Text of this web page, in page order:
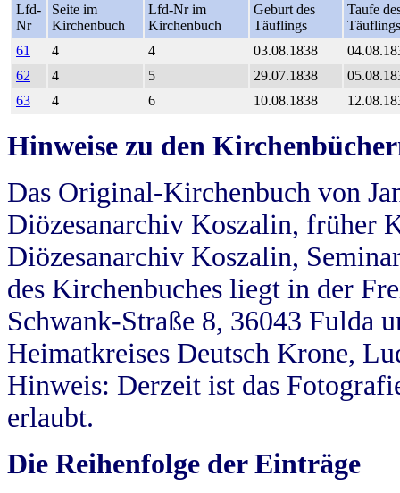
Lfd-
Nr
Seite im
Kirchenbuch
Lfd-Nr im
Kirchenbuch
Geburt des
Täuflings
Taufe
Täuflings
61
4 4 03.08.1838
62
4 5 29.07.1838
63
4 6 10.08.1838
Hinweise zu den
Das Original-Kirchenbuch von
Diözesanarchiv Koszalin, früher
Diözesanarchiv Koszalin,
des Kirchenbuches liegt in der
Schwank-Straße 8, 36043 Fulda
Heimatkreises Deutsch Krone,
Hinweis: Derzeit ist das
erlaubt.
Die Reihenfolge der Einträge